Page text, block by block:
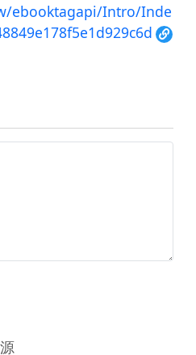
ebooktagapi/Intro/Inde